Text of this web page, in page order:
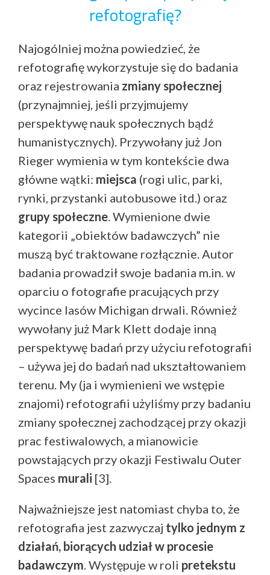
refotografię?
Najogólniej można powiedzieć, że
refotografię wykorzystuje się do badania
oraz rejestrowania zmiany społecznej
(przynajmniej, jeśli przyjmujemy
perspektywę nauk społecznych bądź
humanistycznych). Przywołany już Jon
Rieger wymienia w tym kontekście dwa
główne wątki: miejsca (rogi ulic, parki,
rynki, przystanki autobusowe itd.) oraz
grupy społeczne . Wymienione dwie
kategorii „obiektów badawczych” nie
muszą być traktowane rozłącznie. Autor
badania prowadził swoje badania m.in. w
oparciu o fotografie pracujących przy
wycince lasów Michigan drwali. Również
wywołany już Mark Klett dodaje inną
perspektywę badań przy użyciu refotografii
– używa jej do badań nad ukształtowaniem
terenu. My (ja i wymienieni we wstępie
znajomi) refotografii użyliśmy przy badaniu
zmiany społecznej zachodzącej przy okazji
prac festiwalowych, a mianowicie
powstających przy okazji Festiwalu Outer
Spaces murali [3].
Najważniejsze jest natomiast chyba to, że
refotografia jest zazwyczaj tylko jednym z
działań, biorących udział w procesie
badawczym . Występuje w roli pretekstu